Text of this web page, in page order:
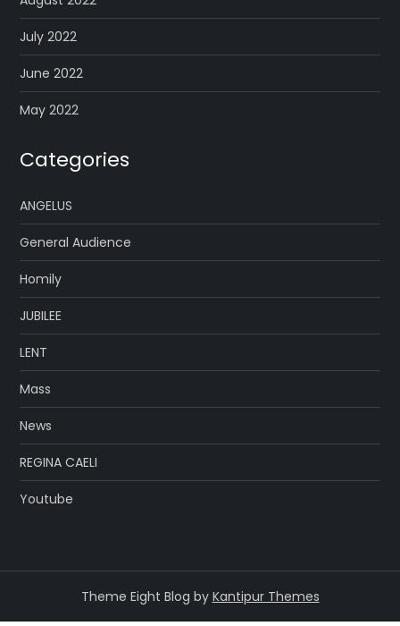
July 2022
June 2022
May 2022
Categories
ANGELUS
General Audience
Homily
JUBILEE
LENT
Mass
News
REGINA CAELI
Youtube
Theme Eight Blog by Kantipur Themes